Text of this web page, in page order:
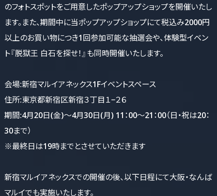
のフォトスポットをご用意したポップアップショップを開催いたし
ます。また、期間中に当ポップアップショップにて税込み2000円
以上のお買い物につき1回参加可能な抽選会や、体験型イベン
ト『脱獄王 白石を探せ！』も同時開催いたします。
会場:新宿マルイアネックス1Fイベントスペース
住所:東京都新宿区新宿３丁目１−２６
期間:4月20日(金)～4月30日(月) 11：00～21：00（日・祝は20：
30まで）
※最終日は19時までとさせていただきます
新宿マルイアネックスでの開催の後、以下日程にて大阪・なんば
マルイでも実施いたします。